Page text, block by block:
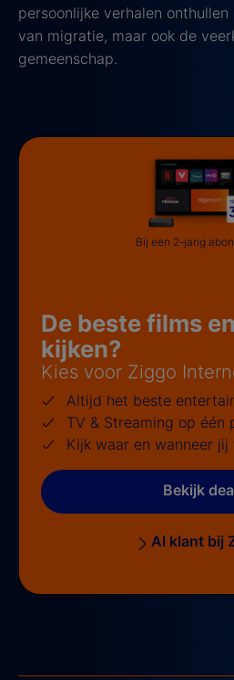
persoonlijke verhalen
van migratie, maar ook de
gemeenschap.
De beste films
kijken?
Kies voor Ziggo
Altijd het beste
TV & Streaming op één
Kijk waar en wanneer jij
Bekijk
Al klant bij
Bij een 2-jarig